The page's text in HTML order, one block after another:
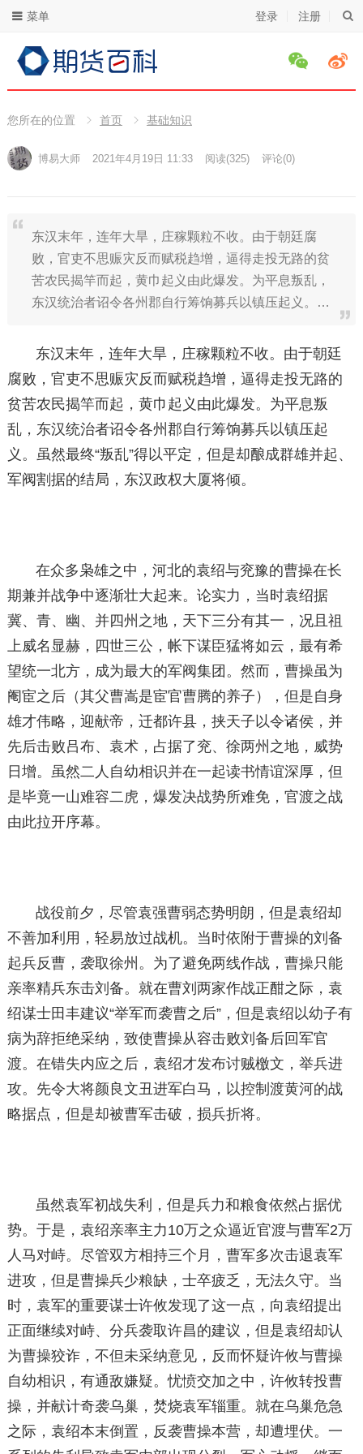
登录 注册
菜单
您所在的位置 首页 基础知识
博易大师 2021年4月19日 11:33 阅读(325) 评论(0)
东汉末年，连年大旱，庄稼颗粒不收。由于朝廷腐
败，官吏不思赈灾反而赋税趋增，逼得走投无路的贫
苦农民揭竿而起，黄巾起义由此爆发。为平息叛乱，
东汉统治者诏令各州郡自行筹饷募兵以镇压起义。…
东汉末年，连年大旱，庄稼颗粒不收。由于朝廷
腐败，官吏不思赈灾反而赋税趋增，逼得走投无路的
贫苦农民揭竿而起，黄巾起义由此爆发。为平息叛
乱，东汉统治者诏令各州郡自行筹饷募兵以镇压起
义。虽然最终“叛乱”得以平定，但是却酿成群雄并起、
军阀割据的结局，东汉政权大厦将倾。
在众多枭雄之中，河北的袁绍与兖豫的曹操在长
期兼并战争中逐渐壮大起来。论实力，当时袁绍据
冀、青、幽、并四州之地，天下三分有其一，况且祖
上威名显赫，四世三公，帐下谋臣猛将如云，最有希
望统一北方，成为最大的军阀集团。然而，曹操虽为
阉宦之后（其父曹嵩是宦官曹腾的养子），但是自身
雄才伟略，迎献帝，迁都许县，挟天子以令诸侯，并
先后击败吕布、袁术，占据了兖、徐两州之地，威势
日增。虽然二人自幼相识并在一起读书情谊深厚，但
是毕竟一山难容二虎，爆发决战势所难免，官渡之战
由此拉开序幕。
战役前夕，尽管袁强曹弱态势明朗，但是袁绍却
不善加利用，轻易放过战机。当时依附于曹操的刘备
起兵反曹，袭取徐州。为了避免两线作战，曹操只能
亲率精兵东击刘备。就在曹刘两家作战正酣之际，袁
绍谋士田丰建议“举军而袭曹之后”，但是袁绍以幼子有
病为辞拒绝采纳，致使曹操从容击败刘备后回军官
渡。在错失内应之后，袁绍才发布讨贼檄文，举兵进
攻。先令大将颜良文丑进军白马，以控制渡黄河的战
略据点，但是却被曹军击破，损兵折将。
虽然袁军初战失利，但是兵力和粮食依然占据优
势。于是，袁绍亲率主力10万之众逼近官渡与曹军2万
人马对峙。尽管双方相持三个月，曹军多次击退袁军
进攻，但是曹操兵少粮缺，士卒疲乏，无法久守。当
时，袁军的重要谋士许攸发现了这一点，向袁绍提出
正面继续对峙、分兵袭取许昌的建议，但是袁绍却认
为曹操狡诈，不但未采纳意见，反而怀疑许攸与曹操
自幼相识，有通敌嫌疑。忧愤交加之中，许攸转投曹
操，并献计奇袭乌巢，焚烧袁军辎重。就在乌巢危急
之际，袁绍本末倒置，反袭曹操本营，却遭埋伏。一